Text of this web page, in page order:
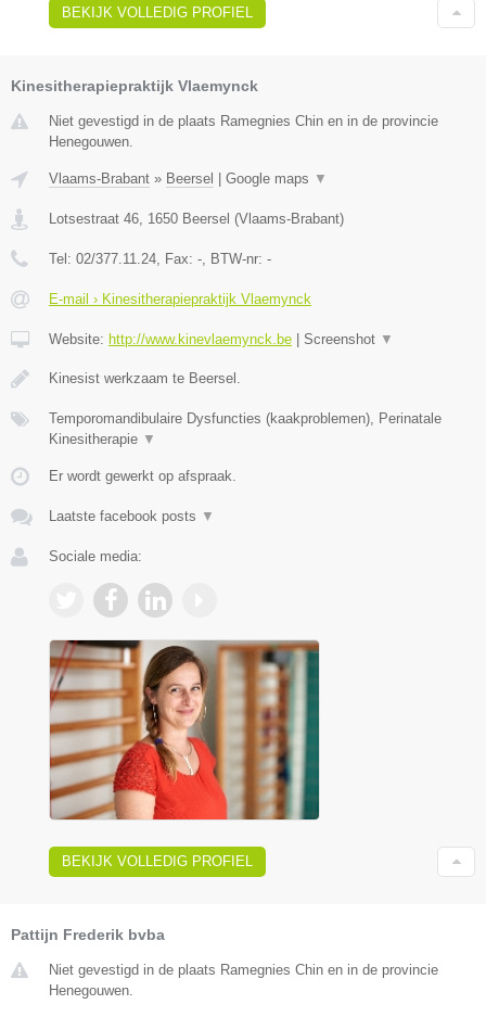
BEKIJK VOLLEDIG PROFIEL
Kinesitherapiepraktijk Vlaemynck
Niet gevestigd in de plaats Ramegnies Chin en in de provincie
Henegouwen.
Vlaams-Brabant » Beersel Google maps ▼
Lotsestraat 46 1650 Beersel (Vlaams-Brabant)
Tel: 02/377.11.24 , Fax: - , BTW-nr: -
E-mail › Kinesitherapiepraktijk Vlaemynck
Website: http://www.kinevlaemynck.be Screenshot ▼
Kinesist werkzaam te Beersel.
Temporomandibulaire Dysfuncties (kaakproblemen), Perinatale
Kinesitherapie ▼
Er wordt gewerkt op afspraak.
Laatste facebook posts ▼
Sociale media:
BEKIJK VOLLEDIG PROFIEL
Pattijn Frederik bvba
Niet gevestigd in de plaats Ramegnies Chin en in de provincie
Henegouwen.